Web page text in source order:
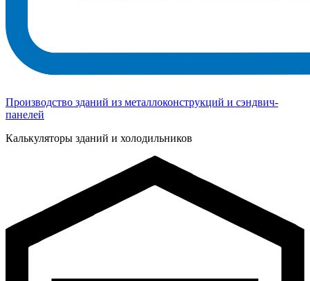
Производство зданий из металлоконструкций и сэндвич-
панелей
Калькуляторы зданий и холодильников